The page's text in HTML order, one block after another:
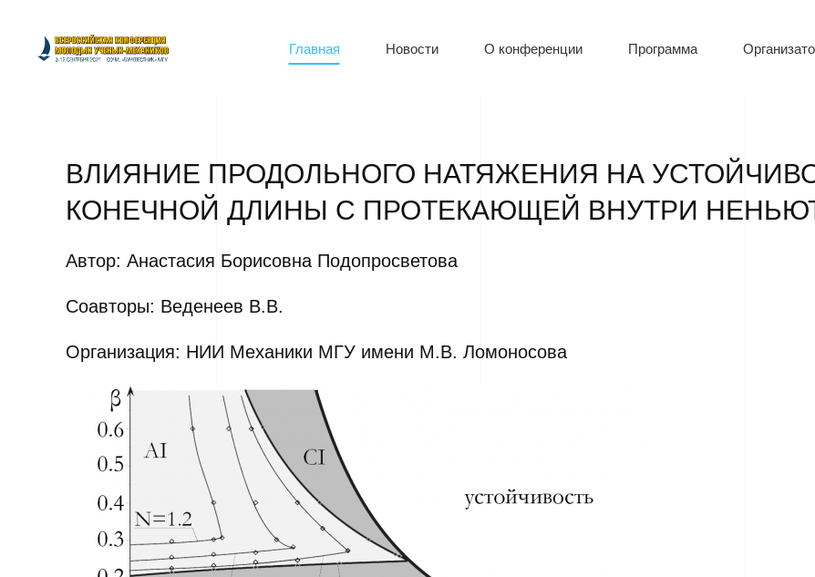
Главная Новости О конференции Программа
ВЛИЯНИЕ ПРОДОЛЬНОГО НАТЯЖЕНИЯ НА
КОНЕЧНОЙ ДЛИНЫ С ПРОТЕКАЮЩЕЙ ВНУТРИ
Автор: Анастасия Борисовна Подопросветова
Соавторы: Веденеев В.В.
Организация: НИИ Механики МГУ имени М.В. Ломоносова